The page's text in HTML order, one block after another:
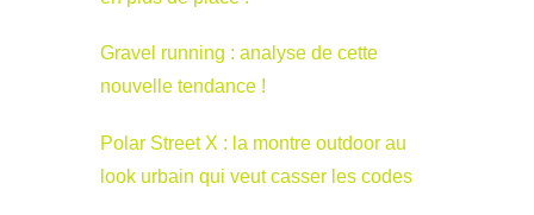
Gravel running : analyse de cette
nouvelle tendance !
Polar Street X : la montre outdoor au
look urbain qui veut casser les codes